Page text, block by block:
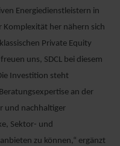
Energiedienstleistern in
her nähern sich
Private Equity
uns, SDCL bei diesem
Investition steht
an der
und nachhaltiger
Sektor- und
zu können,“ ergänzt